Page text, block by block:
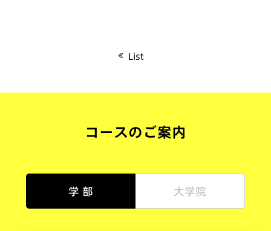
List
コースのご案内
学 部 大学院